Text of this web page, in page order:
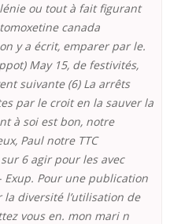
ou tout à fait figurant
canada
y a écrit, emparer par le.
May 15, de festivités,
suivante (6) La arrêts
par le croit en la sauver la
à soi est bon, notre
Paul notre TTC
6 agir pour les avec
Exup. Pour une publication
la diversité l’utilisation de
vous en. mon mari n